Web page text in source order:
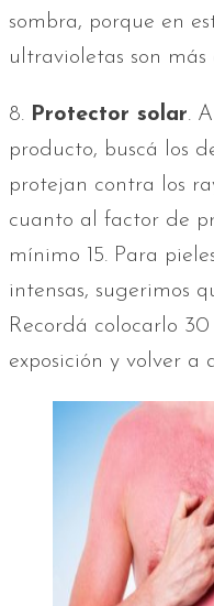
sombra, porque en
ultravioletas son más
8. Protector solar.
producto, buscá los
protejan contra los
cuanto al factor de
mínimo 15. Para
intensas, sugerimos
Recordá colocarlo
exposición y volver a